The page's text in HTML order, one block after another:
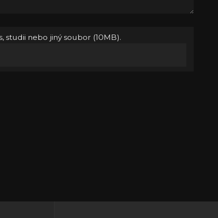
studii nebo jiný soubor (10MB).